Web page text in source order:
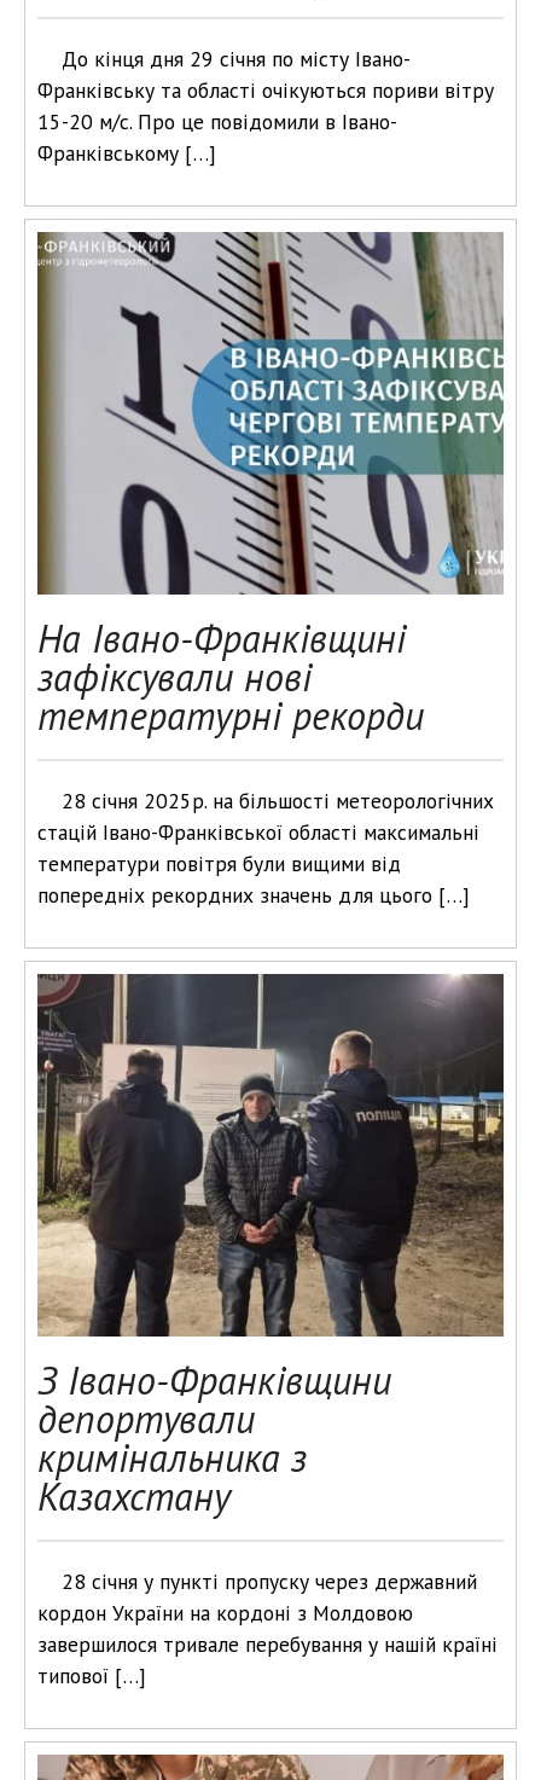
До кінця дня 29 січня по місту Івано-
Франківську та області очікуються пориви вітру
15-20 м/с. Про це повідомили в Івано-
Франківському […]
На Івано-Франківщині
зафіксували нові
температурні рекорди
28 січня 2025р. на більшості метеорологічних
стацій Івано-Франківської області максимальні
температури повітря були вищими від
попередніх рекордних значень для цього […]
З Івано-Франківщини
депортували
кримінальника з
Казахстану
28 січня у пункті пропуску через державний
кордон України на кордоні з Молдовою
завершилося тривале перебування у нашій країні
типової […]